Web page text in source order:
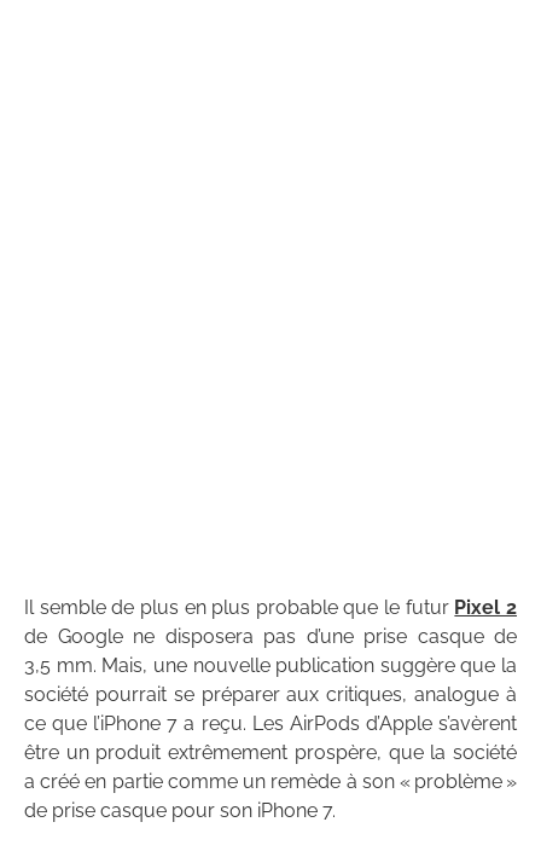
Il semble de plus en plus probable que le futur Pixel 2
de Google ne disposera pas d’une prise casque de
3,5 mm. Mais, une nouvelle publication suggère que la
société pourrait se préparer aux critiques, analogue à
ce que l’iPhone 7 a reçu. Les AirPods d’Apple s’avèrent
être un produit extrêmement prospère, que la société
a créé en partie comme un remède à son « problème »
de prise casque pour son iPhone 7.